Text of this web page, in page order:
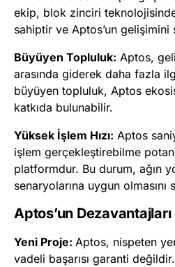
ekip, blok zinciri
sahiptir ve Aptos’un gelişimini
Büyüyen Topluluk: Aptos,
arasında giderek daha fazla
büyüyen topluluk, Aptos
katkıda bulunabilir.
Yüksek İşlem Hızı: Aptos
işlem gerçekleştirebilme
platformdur. Bu durum, ağın
senaryolarına uygun olmasını
Aptos’un Dezavantajları
Yeni Proje: Aptos, nispeten
vadeli başarısı garanti